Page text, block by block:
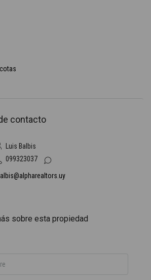
contacto
Luis Balbis
099323037
sobre esta propiedad